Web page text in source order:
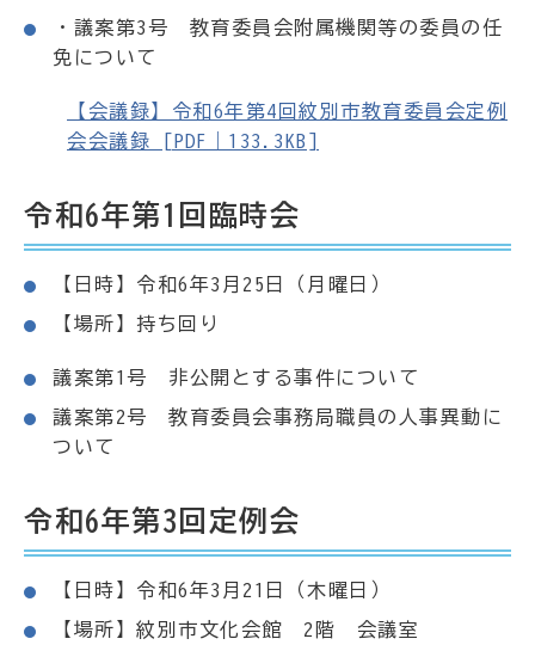
・議案第3号 教育委員会附属機関等の委員の任
免について
【会議録】令和6年第4回紋別市教育委員会定例
会会議録 [PDF｜133.3KB]
令和6年第1回臨時会
【日時】令和6年3月25日（月曜日）
【場所】持ち回り
議案第1号 非公開とする事件について
議案第2号 教育委員会事務局職員の人事異動に
ついて
令和6年第3回定例会
【日時】令和6年3月21日（木曜日）
【場所】紋別市文化会館 2階 会議室